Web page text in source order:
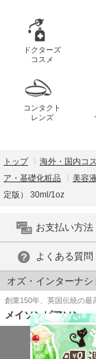
ドクターズ
コスメ
コンタクト
レンズ
トップ 海外・国内コ
ア・基礎化粧品
美容
定版） 30ml/1oz
お支払い方法
よくある質問
オズ・インターナシ
創業150年、英国伝統の最
メイソンピアソン
特商法に基づく表